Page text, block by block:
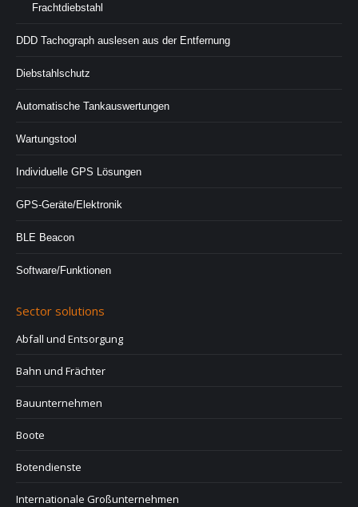
Frachtdiebstahl
DDD Tachograph auslesen aus der Entfernung
Diebstahlschutz
Automatische Tankauswertungen
Wartungstool
Individuelle GPS Lösungen
GPS-Geräte/Elektronik
BLE Beacon
Software/Funktionen
Sector solutions
Abfall und Entsorgung
Bahn und Frächter
Bauunternehmen
Boote
Botendienste
Internationale Großunternehmen